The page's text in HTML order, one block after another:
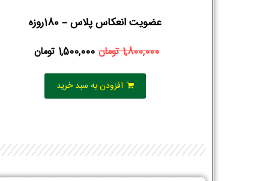
عضویت انعکاس پلاس – 180روزه
1,800,000تومان 1,500,000 تومان
افزودن به سبد خرید